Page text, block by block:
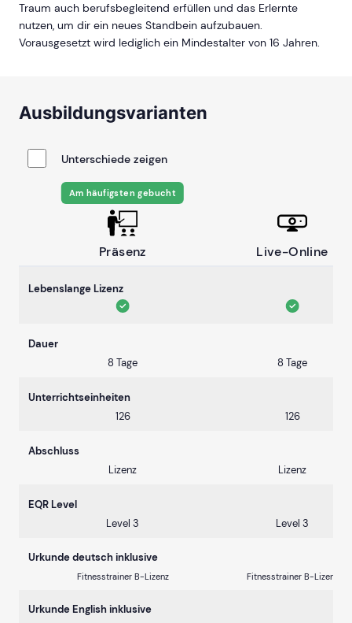
Traum auch berufsbegleitend erfüllen und das Erlernte
nutzen, um dir ein neues Standbein aufzubauen.
Vorausgesetzt wird lediglich ein Mindestalter von 16 Jahren.
Ausbildungsvarianten
Unterschiede zeigen
Präsenz
Am häufigsten gebucht
Live-Online
Lebenslange Lizenz
Dauer
8 Tage
8 Tage
Unterrichtseinheiten
126
126
Abschluss
Lizenz
Lizenz
EQR Level
Level 3
Level 3
Urkunde deutsch inklusive
Fitnesstrainer B-Lizenz Fitnesstrainer B-Lizenz
Urkunde English inklusive